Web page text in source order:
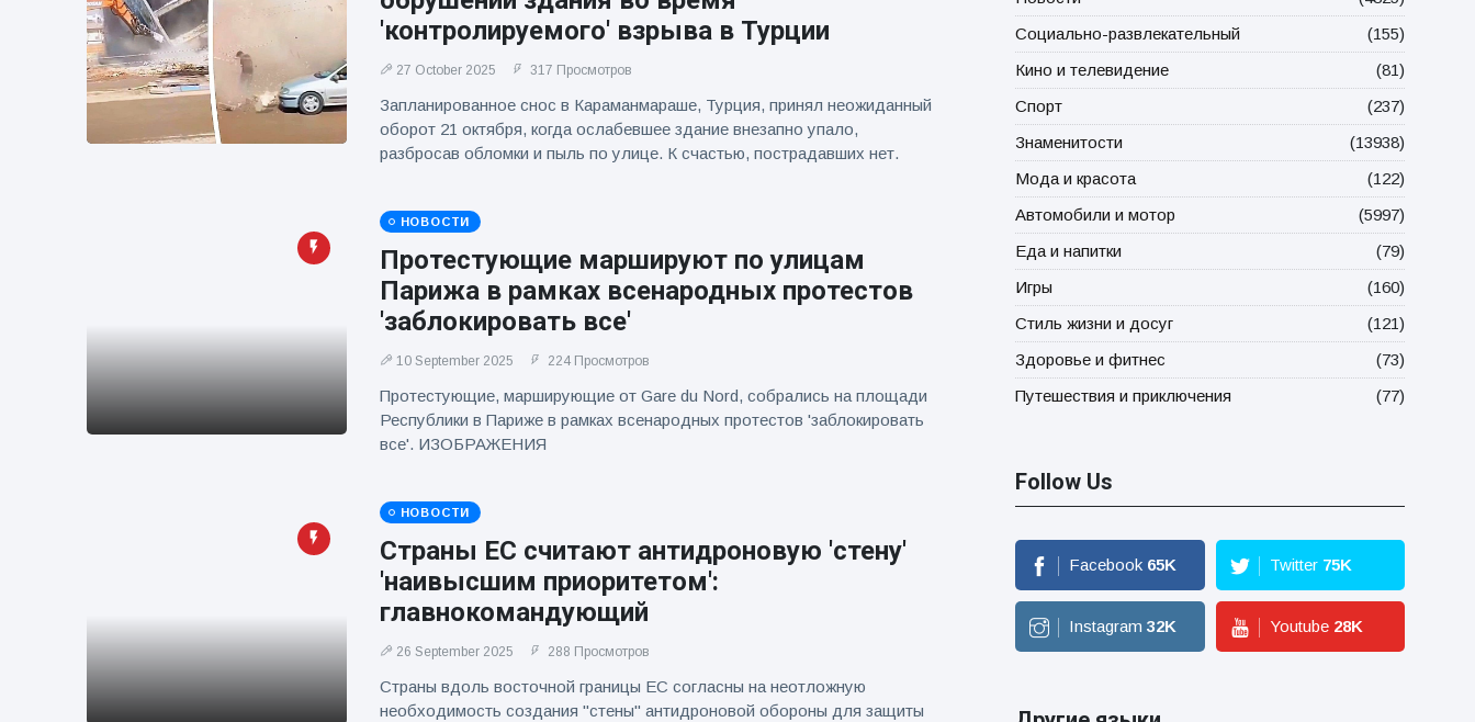
фейерверков из
движущейся
машины
'контролируемого' взрыва в Турции
27 October 2025 317 Просмотров
Запланированное снос в Караманмараше, Турция, принял неожиданный
оборот 21 октября, когда ослабевшее здание внезапно упало,
разбросав обломки и пыль по улице. К счастью, пострадавших нет.
НОВОСТИ
Протестующие маршируют по улицам
Парижа в рамках всенародных протестов
'заблокировать все'
10 September 2025 224 Просмотров
Протестующие, марширующие от Gare du Nord, собрались на площади
Республики в Париже в рамках всенародных протестов 'заблокировать
все'. ИЗОБРАЖЕНИЯ
НОВОСТИ
Страны ЕС считают антидроновую 'стену'
'наивысшим приоритетом':
главнокомандующий
26 September 2025 288 Просмотров
Страны вдоль восточной границы ЕС согласны на неотложную
необходимость создания "стены" антидроновой обороны для защиты
Социально-развлекательный
(155)
Кино и телевидение
(81)
Спорт
(237)
Знаменитости
(13938)
Мода и красота
(122)
Автомобили и мотор
(5997)
Еда и напитки
(79)
Игры
(160)
Стиль жизни и досуг
(121)
Здоровье и фитнес
(73)
Путешествия и приключения
(77)
Follow Us
Facebook 65K Twitter 75K
Instagram 32K Youtube 28K